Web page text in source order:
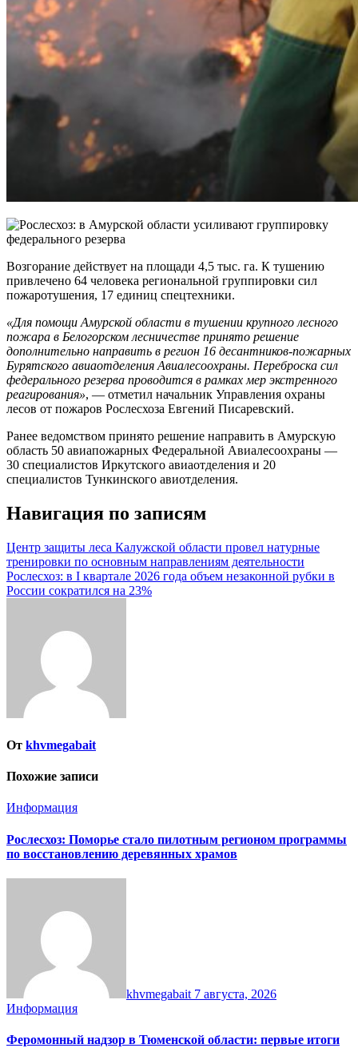
Возгорание действует на площади 4,5 тыс. га. К тушению
привлечено 64 человека региональной группировки сил
пожаротушения, 17 единиц спецтехники.
«Для помощи Амурской области в тушении крупного лесного
пожара в Белогорском лесничестве принято решение
дополнительно направить в регион 16 десантников-пожарных
Бурятского авиаотделения Авиалесоохраны. Переброска сил
федерального резерва проводится в рамках мер экстренного
реагирования», — отметил начальник Управления охраны
лесов от пожаров Рослесхоза Евгений Писаревский.
Ранее ведомством принято решение направить в Амурскую
область 50 авиапожарных Федеральной Авиалесоохраны —
30 специалистов Иркутского авиаотделения и 20
специалистов Тункинского авиотделения.
Навигация по записям
Центр защиты леса Калужской области провел натурные
тренировки по основным направлениям деятельности
Рослесхоз: в I квартале 2026 года объем незаконной рубки в
России сократился на 23%
От khvmegabait
Похожие записи
Информация
Рослесхоз: Поморье стало пилотным регионом программы
по восстановлению деревянных храмов
khvmegabait 7 августа, 2026
Информация
Феромонный надзор в Тюменской области: первые итоги